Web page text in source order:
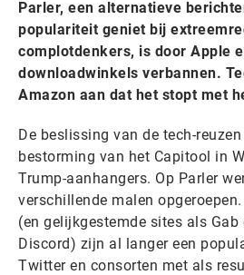
Parler, een alternatieve
populariteit geniet bij
complotdenkers, is door Apple
downloadwinkels verbannen.
Amazon aan dat het stopt met
De beslissing van de tech-
bestorming van het Capitool in
Trump-aanhangers. Op Parler
verschillende malen
(en gelijkgestemde sites als Gab
Discord) zijn al langer een
Twitter en consorten met als